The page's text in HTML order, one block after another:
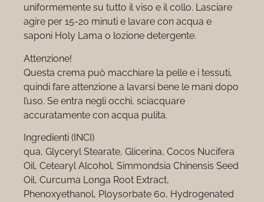
uniformemente su tutto il viso e il collo. Lasciare
agire per 15-20 minuti e lavare con acqua e
saponi Holy Lama o lozione detergente.
Attenzione!
Questa crema può macchiare la pelle e i tessuti,
quindi fare attenzione a lavarsi bene le mani dopo
l’uso. Se entra negli occhi, sciacquare
accuratamente con acqua pulita.
Ingredienti (INCI)
qua, Glyceryl Stearate, Glicerina, Cocos Nucifera
Oil, Cetearyl Alcohol, Simmondsia Chinensis Seed
Oil, Curcuma Longa Root Extract,
Phenoxyethanol, Ploysorbate 60, Hydrogenated